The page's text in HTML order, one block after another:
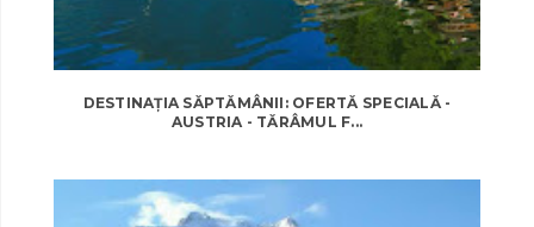
DESTINAȚIA SĂPTĂMÂNII: OFERTĂ SPECIALĂ -
AUSTRIA - TĂRÂMUL F...